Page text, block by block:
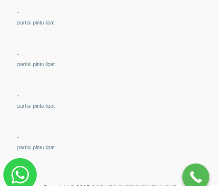
.
partisi pintu lipat
.
partisi pintu lipat
.
partisi pintu lipat
.
partisi pintu lipat